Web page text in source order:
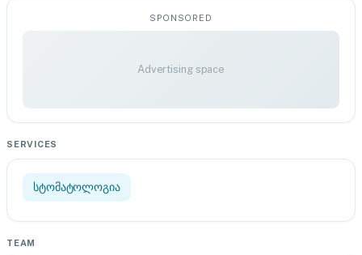
SPONSORED
Advertising space
SERVICES
სტომატოლოგია
TEAM